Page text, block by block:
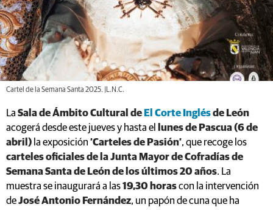
Cartel de la Semana Santa 2025. |L.N.C.
La Sala de Ámbito Cultural de El Corte Inglésde León
acogerá desde este jueves y hasta el
lunes de Pascua (6 de
abril) la exposición ‘Carteles de Pasión’, que recoge los
carteles oficiales de la Junta Mayor de Cofradías de
Semana Santa de León de los últimos 20 años. La
muestra se inaugurará a las19,30 horascon la intervención
deJosé Antonio Fernández, un papón de cuna que ha